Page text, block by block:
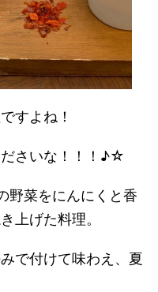
すよね！
ださいな！！！♪☆
野菜をにんにくと香
上げた料理。
で付けて味わえ、夏